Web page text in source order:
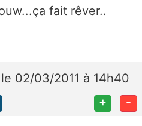
fait rêver..
le 02/03/2011 à 14h40
+ -